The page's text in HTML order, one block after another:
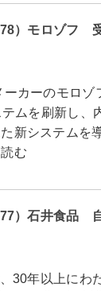
）モロゾフ
ーのモロゾ
ムを刷新し、
新システムを
む
）石井食品
年以上にわ